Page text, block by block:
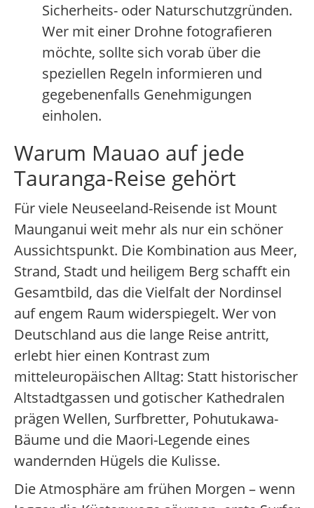
Sicherheits- oder Naturschutzgründen.
Wer mit einer Drohne fotografieren
möchte, sollte sich vorab über die
speziellen Regeln informieren und
gegebenenfalls Genehmigungen
einholen.
Warum Mauao auf jede
Tauranga-Reise gehört
Für viele Neuseeland-Reisende ist Mount
Maunganui weit mehr als nur ein schöner
Aussichtspunkt. Die Kombination aus Meer,
Strand, Stadt und heiligem Berg schafft ein
Gesamtbild, das die Vielfalt der Nordinsel
auf engem Raum widerspiegelt. Wer von
Deutschland aus die lange Reise antritt,
erlebt hier einen Kontrast zum
mitteleuropäischen Alltag: Statt historischer
Altstadtgassen und gotischer Kathedralen
prägen Wellen, Surfbretter, Pohutukawa-
Bäume und die Maori-Legende eines
wandernden Hügels die Kulisse.
Die Atmosphäre am frühen Morgen – wenn